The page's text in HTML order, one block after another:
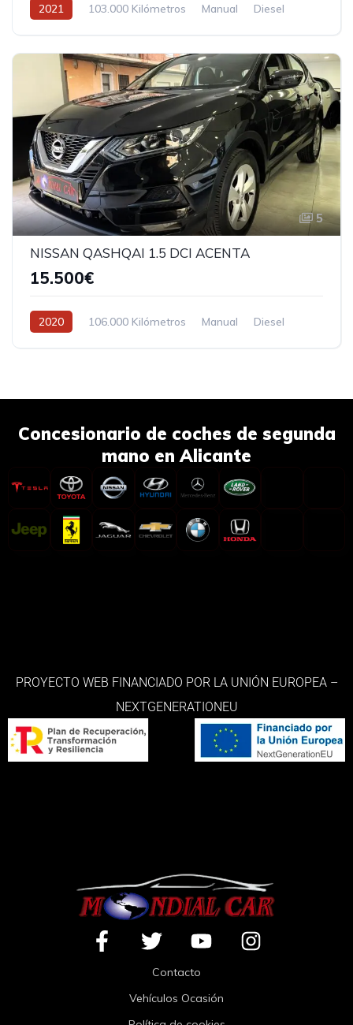
2021 103.000 Kilómetros Manual Diesel
5
NISSAN QASHQAI 1.5 DCI ACENTA
15.500€
2020 106.000 Kilómetros Manual Diesel
Concesionario de coches de segunda
mano en Alicante
PROYECTO WEB FINANCIADO POR LA UNIÓN EUROPEA –
NEXTGENERATIONEU
Contacto
Vehículos Ocasión